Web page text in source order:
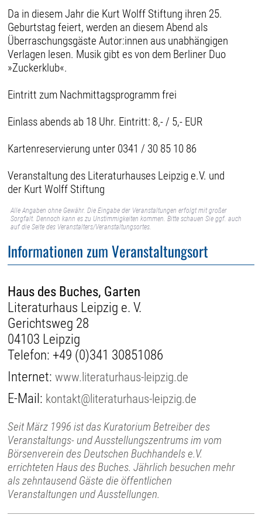
Da in diesem Jahr die Kurt Wolff Stiftung ihren 25.
Geburtstag feiert, werden an diesem Abend als
Überraschungsgäste Autor:innen aus unabhängigen
Verlagen lesen. Musik gibt es von dem Berliner Duo
»Zuckerklub«.
Eintritt zum Nachmittagsprogramm frei
Einlass abends ab 18 Uhr. Eintritt: 8,- / 5,- EUR
Kartenreservierung unter 0341 / 30 85 10 86
Veranstaltung des Literaturhauses Leipzig e.V. und
der Kurt Wolff Stiftung
Alle Angaben ohne Gewähr. Die Eingabe der Veranstaltungen erfolgt mit großer
Sorgfalt. Dennoch kann es zu Unstimmigkeiten kommen. Bitte schauen Sie ggf. auch
auf die Seite des Veranstalters/Veranstaltungsortes.
Informationen zum Veranstaltungsort
Haus des Buches, Garten
Literaturhaus Leipzig e. V.
Gerichtsweg 28
04103 Leipzig
Telefon: +49 (0)341 30851086
Internet:www.literaturhaus-leipzig.de
E-Mail: kontakt@literaturhaus-leipzig.de
Seit März 1996 ist das Kuratorium Betreiber des
Veranstaltungs- und Ausstellungszentrums im vom
Börsenverein des Deutschen Buchhandels e.V.
errichteten Haus des Buches. Jährlich besuchen mehr
als zehntausend Gäste die öffentlichen
Veranstaltungen und Ausstellungen.